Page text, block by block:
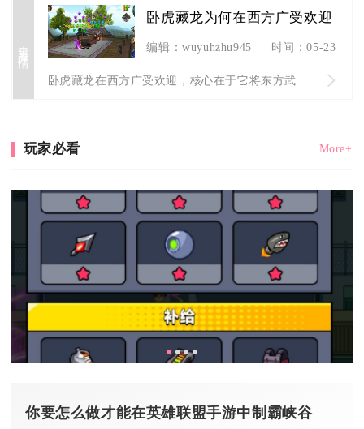
查看详情
卧虎藏龙为何在西方广受欢迎
编辑：wuyuhzhu945 时间：05-23
玩家必看 More+
你要怎么做才能在英雄联盟手游中制霸峡谷